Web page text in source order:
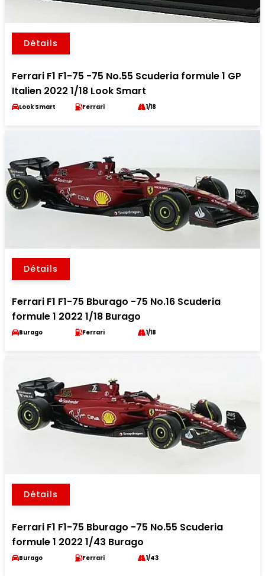
Détails
Ferrari F1 F1-75 -75 No.55 Scuderia formule 1 GP
Italien 2022 1/18 Look Smart
Look Smart Ferrari 1/18
Détails
Ferrari F1 F1-75 Bburago -75 No.16 Scuderia
formule 1 2022 1/18 Burago
Burago Ferrari 1/18
Détails
Ferrari F1 F1-75 Bburago -75 No.55 Scuderia
formule 1 2022 1/43 Burago
Burago Ferrari 1/43